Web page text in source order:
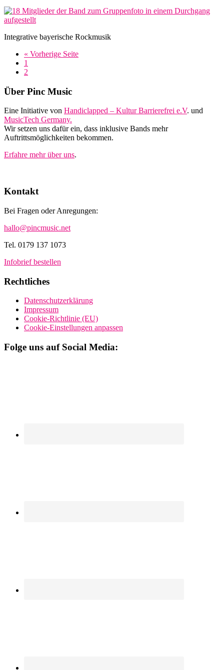
Integrative bayerische Rockmusik
« Vorherige Seiteaufrufen
Seite
1
Seite
2
Footer
Über Pinc Music
Eine Initiative von Handiclapped – Kultur Barrierefrei e.V. und
MusicTech Germany.
Wir setzen uns dafür ein, dass inklusive Bands mehr
Auftrittsmöglichkeiten bekommen.
Erfahre mehr über uns.
Kontakt
Bei Fragen oder Anregungen:
hallo@pincmusic.net
Tel. 0179 137 1073
Infobrief bestellen
Rechtliches
Datenschutzerklärung
Impressum
Cookie-Richtlinie (EU)
Cookie-Einstellungen anpassen
Folge uns auf Social Media: